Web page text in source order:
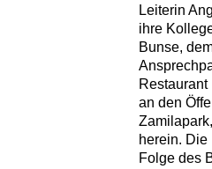
Leiterin
ihre
Bunse,
an den
herein.
Folge des